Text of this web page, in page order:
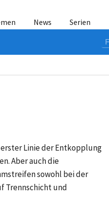
News Serien
Linie der Entkopplung
Aber auch die
sowohl bei der
Trennschichtund